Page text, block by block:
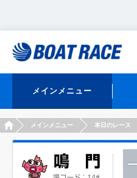
メインメニュー
HOMEメインメニュー 本日のレース